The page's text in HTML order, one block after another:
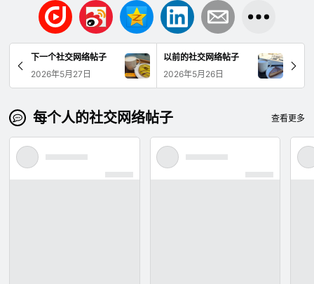
下一个社交网络帖子
2026年5月27日
以前的社交网络帖子
2026年5月26日
每个人的社交网络帖子 查看更多